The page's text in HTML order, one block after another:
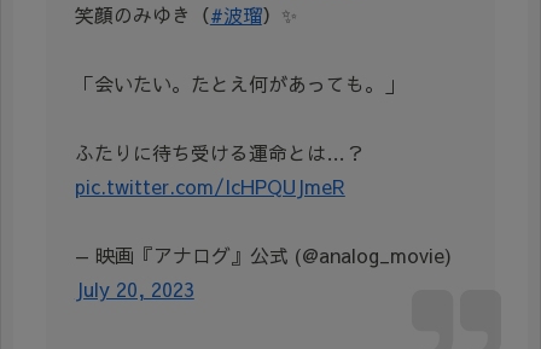
笑顔のみゆき（#波瑠）✨
「会いたい。たとえ何があっても。」
ふたりに待ち受ける運命とは…？
pic.twitter.com/IcHPQUJmeR
— 映画『アナログ』公式 (@analog_movie)
July 20, 2023